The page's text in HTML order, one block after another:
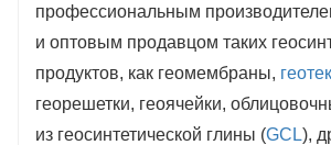
профессиональным
и оптовым продавцом таких
продуктов, как геомембраны,
георешетки, геоячейки,
из геосинтетической глины (GCL),